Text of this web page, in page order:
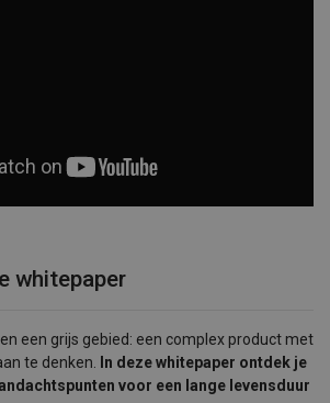
whitepaper
een grijs gebied: een complex product met
te denken.
In deze whitepaper ontdek je
voor een lange levensduur